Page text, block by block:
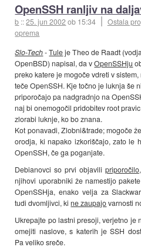
OpenSSH ranljiv na
b ::25. jun 2002ob 15:34
Ostala
oprema
Slo-Tech-Tuleje Theo de Raadt
OpenBSD) napisal, da vOpenSSHju
preko katere je mogoče vdreti v
teče OpenSSH. Kje točno je luknja še
priporočajo pa nadgradnjo na
naj bi onemogočil pridobitev root
zlorabi luknje, ko bo znana.
Kot ponavadi, Zlobni&trade; mogoče
orodja, ki napako izkoriščajo, zato le
OpenSSH, če ga poganjate.
Debianovci so prvi objavili priporočilo
njihovi uporabniki že namestijo
OpenSSHja, enako velja za
tudi dvomljivci, kine zaupajovarnosti
Ukrepajte po lastni presoji, verjetno je
omejiti naslove, s katerih je SSH
Pa veliko sreče.